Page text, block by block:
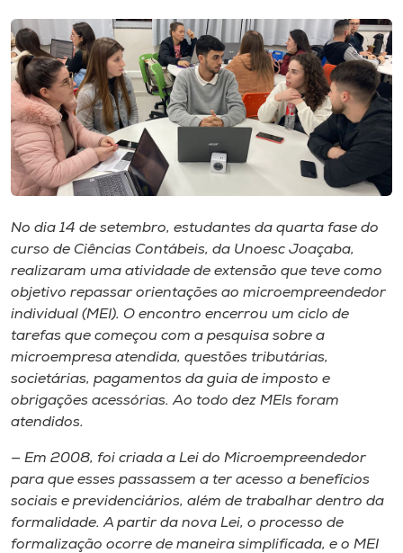
I.nova
Diplomados
Cultura
CPA
Biblioteca
Editora
Rádio
Museu
Unoesc
Store
No dia 14 de setembro, estudantes da quarta fase do
curso de Ciências Contábeis, da Unoesc Joaçaba,
realizaram uma atividade de extensão que teve como
objetivo repassar orientações ao microempreendedor
individual (MEI). O encontro encerrou um ciclo de
tarefas que começou com a pesquisa sobre a
microempresa atendida, questões tributárias,
societárias, pagamentos da guia de imposto e
obrigações acessórias. Ao todo dez MEIs foram
atendidos.
— Em 2008, foi criada a Lei do Microempreendedor
para que esses passassem a ter acesso a benefícios
sociais e previdenciários, além de trabalhar dentro da
formalidade. A partir da nova Lei, o processo de
formalização ocorre de maneira simplificada, e o MEI